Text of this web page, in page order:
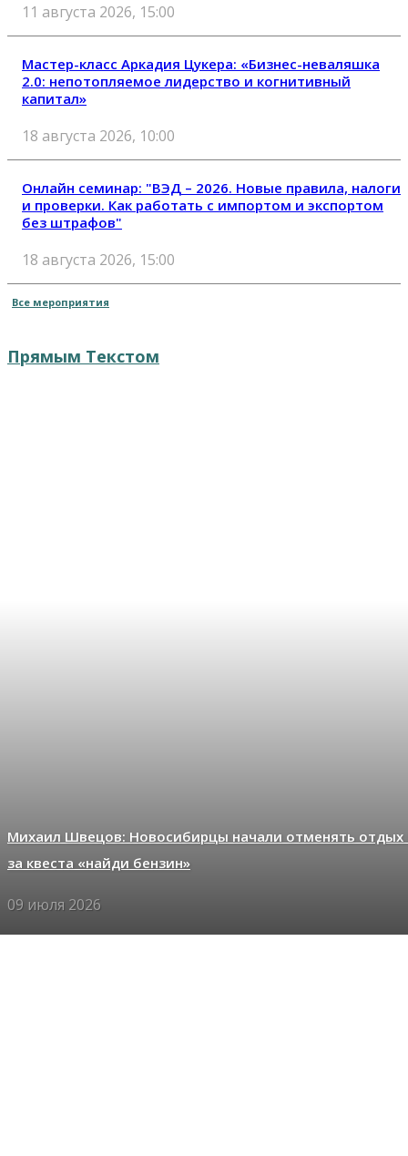
11 августа 2026, 15:00
Мастер-класс Аркадия Цукера: «Бизнес-неваляшка
2.0: непотопляемое лидерство и когнитивный
капитал»
18 августа 2026, 10:00
Онлайн семинар: "ВЭД – 2026. Новые правила, налоги
и проверки. Как работать с импортом и экспортом
без штрафов"
18 августа 2026, 15:00
Все мероприятия
Прямым Текстом
Михаил Швецов: Новосибирцы начали отменять отдых
за квеста «найди бензин»
09 июля 2026